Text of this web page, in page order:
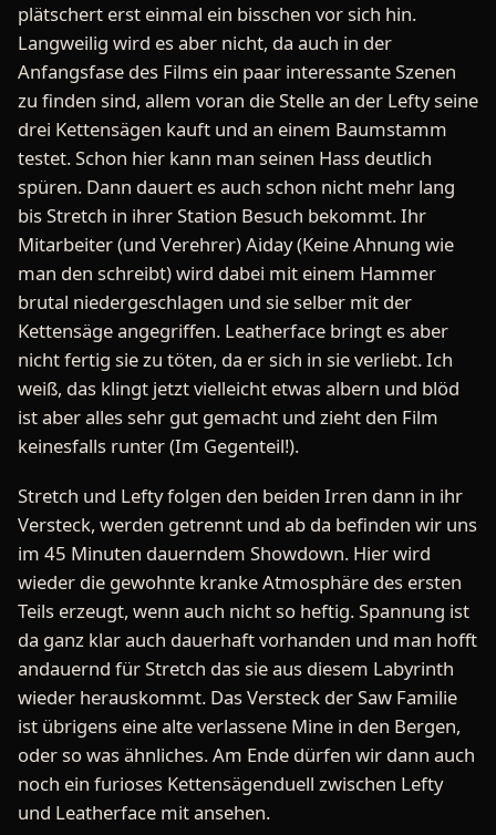
plätschert erst einmal ein bisschen vor sich hin.
Langweilig wird es aber nicht, da auch in der
Anfangsfase des Films ein paar interessante Szenen
zu finden sind, allem voran die Stelle an der Lefty seine
drei Kettensägen kauft und an einem Baumstamm
testet. Schon hier kann man seinen Hass deutlich
spüren. Dann dauert es auch schon nicht mehr lang
bis Stretch in ihrer Station Besuch bekommt. Ihr
Mitarbeiter (und Verehrer) Aiday (Keine Ahnung wie
man den schreibt) wird dabei mit einem Hammer
brutal niedergeschlagen und sie selber mit der
Kettensäge angegriffen. Leatherface bringt es aber
nicht fertig sie zu töten, da er sich in sie verliebt. Ich
weiß, das klingt jetzt vielleicht etwas albern und blöd
ist aber alles sehr gut gemacht und zieht den Film
keinesfalls runter (Im Gegenteil!).
Stretch und Lefty folgen den beiden Irren dann in ihr
Versteck, werden getrennt und ab da befinden wir uns
im 45 Minuten dauerndem Showdown. Hier wird
wieder die gewohnte kranke Atmosphäre des ersten
Teils erzeugt, wenn auch nicht so heftig. Spannung ist
da ganz klar auch dauerhaft vorhanden und man hofft
andauernd für Stretch das sie aus diesem Labyrinth
wieder herauskommt. Das Versteck der Saw Familie
ist übrigens eine alte verlassene Mine in den Bergen,
oder so was ähnliches. Am Ende dürfen wir dann auch
noch ein furioses Kettensägenduell zwischen Lefty
und Leatherface mit ansehen.